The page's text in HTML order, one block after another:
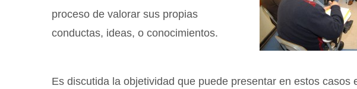
proceso de valorar sus propias
conductas, ideas, o conocimientos.
Es discutida la objetividad que puede presentar en estos casos